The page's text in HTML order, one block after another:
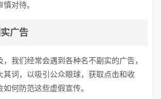
对待。
广告
，我们经常会遇到各种名不副实的广告，
其词，以吸引公众眼球，获取点击和收
何防范这些虚假宣传。